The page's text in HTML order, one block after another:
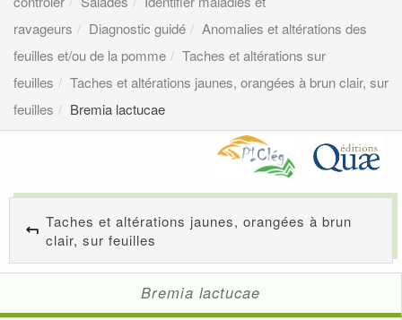
ravageurs
Diagnostic guidé
Anomalies et altérations des
feuilles et/ou de la pomme
Taches et altérations sur
feuilles
Taches et altérations jaunes, orangées à brun clair, sur
feuilles
Bremia lactucae
Taches et altérations jaunes, orangées à brun
clair, sur feuilles
Bremia lactucae